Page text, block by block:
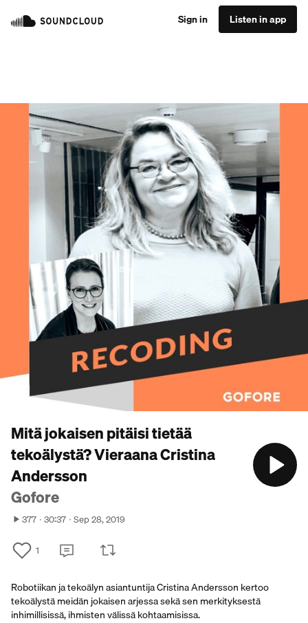
Sign in Listen in app
Mitä jokaisen pitäisi tietää
tekoälystä? Vieraana Cristina
Andersson
Gofore
377 30:37 Sep 28, 2019
1
Robotiikan ja tekoälyn asiantuntija Cristina Andersson kertoo
tekoälystä meidän jokaisen arjessa sekä sen merkityksestä
inhimillisissä, ihmisten välissä kohtaamisissa.